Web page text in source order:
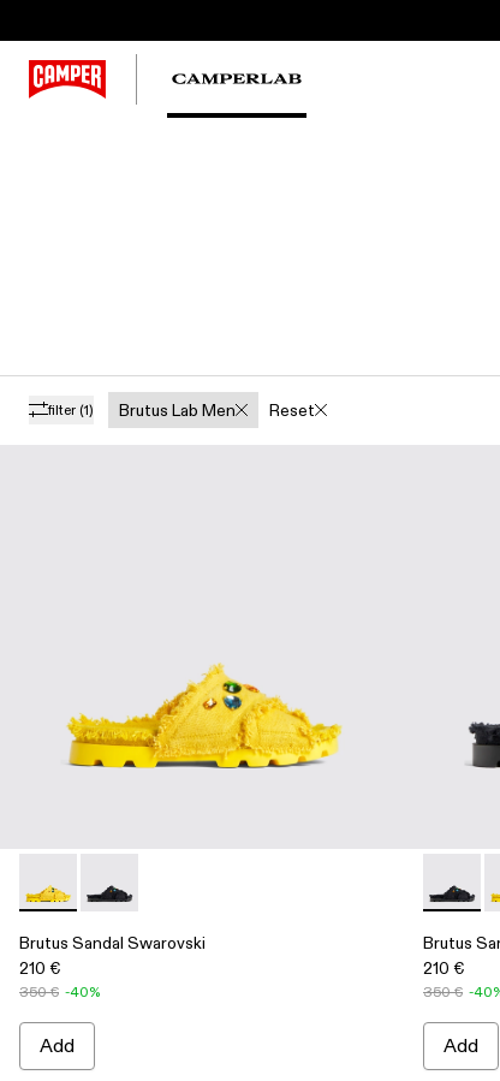
filter (1) Brutus Lab Men Reset
Brutus Sandal Swarovski - A500009-002 - Yellow
Brutus Sandal Swarovski - A500009-001 - Black
Brutus Sandal Swarovski
210 €
350 € -40%
Add
Brutus
Brutus
210 €
350 € -
Add